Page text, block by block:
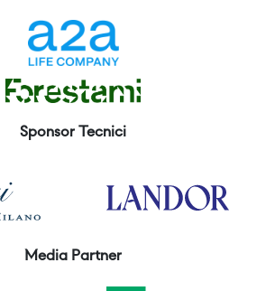
Sponsor Tecnici
Media Partner